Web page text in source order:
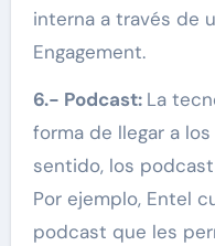
interna a través de
Engagement.
6.- Podcast: La
forma de llegar a
sentido, los
Por ejemplo, Entel
podcast que les